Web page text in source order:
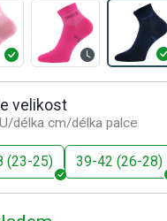
velikost
délka cm/délka palce
(23-25) 39-42 (26-28)